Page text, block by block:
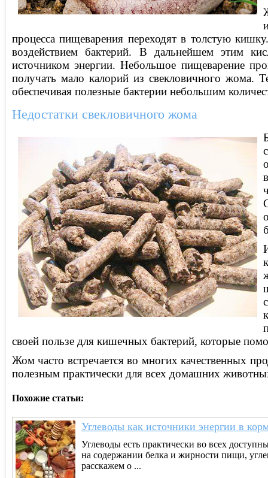
процесса пищеварения переходят в толстую
воздействием бактерий. В дальнейшем этим
источником энергии. Небольшое пищеварение
получать мало калорий из свекловичного жома.
обеспечивая полезные бактерии небольшим
Недостатки свекловичного жома
своей пользе для кишечных бактерий, которые
Жом часто встречается во многих качественных
полезным практически для всех домашних
Похожие статьи:
Углеводы как источники энергии в
Углеводы есть практически во всех
на содержании белка и жирности пищи,
расскажем о ...